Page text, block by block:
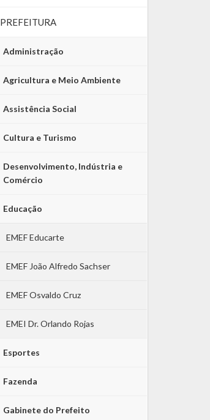
PREFEITURA
Administração
Agricultura e Meio Ambiente
Assistência Social
Cultura e Turismo
Desenvolvimento, Indústria e
Comércio
Educação
EMEF Educarte
EMEF João Alfredo Sachser
EMEF Osvaldo Cruz
EMEI Dr. Orlando Rojas
Esportes
Fazenda
Gabinete do Prefeito